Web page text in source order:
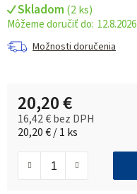
Skladom (2 ks)
12.8.2026
Možnosti doručenia
20,20 €
16,42 € bez DPH
Jednotková cena:
20,20 € / 1 ks